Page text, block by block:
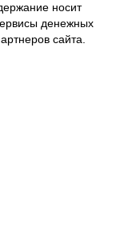
носит
денежных
сайта.